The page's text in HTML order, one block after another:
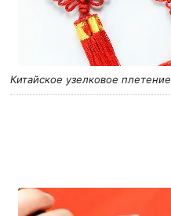
Китайское узелковое плетение